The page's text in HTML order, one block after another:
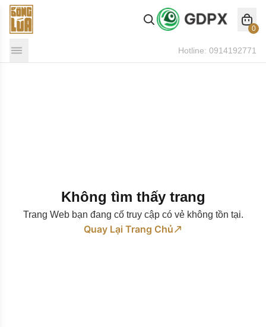
0
Hotline: 0914192771
Không tìm thấy trang
Trang Web bạn đang cố truy cập có vẻ không tồn tại.
Quay Lại Trang Chủ